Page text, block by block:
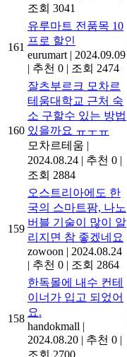
조회 3041
161
유루마트 전품목 10
프로 할인
eurumart | 2024.09.09
| 추천 0 | 조회 2474
160
잘츠부르크 모차르
테움대학교 근처 숙
소 구할수 있는 방법
있을까요 ㅠㅜㅠ
모차르테움 |
2024.08.24 | 추천 0 |
조회 2884
159
오스트리아에도 한
국의 스마트팜, 나노
버블 기술이 많이 알
리지면 참 좋겠네요
zowoon | 2024.08.24
| 추천 0 | 조회 2864
158
한독몰에 내수 컨테
이너가 입고 되었어
요.
handokmall |
2024.08.20 | 추천 0 |
조회 2700